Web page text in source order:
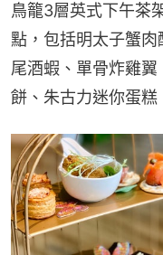
鳥籠3層英式下午茶
點，包括明太子蟹
尾酒蝦、單骨炸雞
餅、朱古力迷你蛋糕